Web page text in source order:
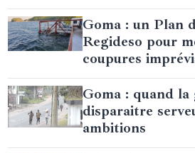
Goma : un Plan
Regideso pour
coupures
Goma : quand
disparaitre
ambitions